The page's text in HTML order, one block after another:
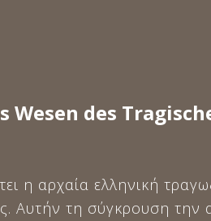
Wesen des
η αρχαία ελληνική
Αυτήν τη σύγκρουση την